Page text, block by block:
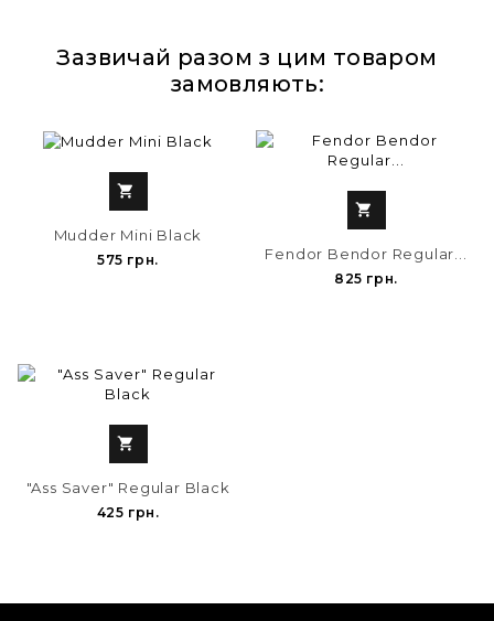
Зазвичай разом з цим товаром
замовляють:

Mudder Mini Black
575 грн.

Fendor Bendor Regular...
825 грн.

"Ass Saver" Regular Black
425 грн.